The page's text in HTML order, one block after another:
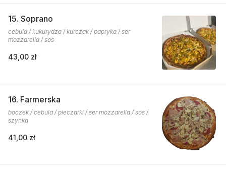
15. Soprano
cebula / kukurydza / kurczak / papryka / ser
mozzarella / sos
43,00 zł
16. Farmerska
boczek / cebula / pieczarki / ser mozzarella / sos /
szynka
41,00 zł